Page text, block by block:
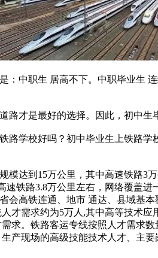
中职生 居高不下。中职毕业生
才是最好的选择。因此，初中生
学校好吗？初中毕业生上铁路学
达到15万公里，其中高速铁路3
速铁路3.8万公里左右，网络覆盖
会高铁连通、地市 通达、县域基本
才需求约为5万人,其中高等技术
求。铁路客运专线按照人才需求
产现场的高级技能技术人才、主